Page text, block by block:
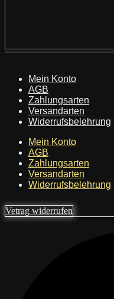
Mein Konto
AGB
Zahlungsarten
Versandarten
Widerrufsbelehrung
Mein Konto
AGB
Zahlungsarten
Versandarten
Widerrufsbelehrung
Vetrag widerrufen